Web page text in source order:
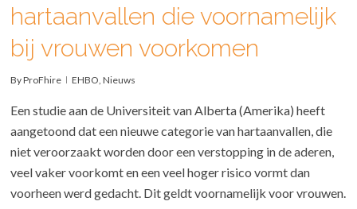
hartaanvallen die voornamelijk
bij vrouwen voorkomen
ByProFhire EHBO,Nieuws
Een studie aan de Universiteit van Alberta (Amerika) heeft
aangetoond dat een nieuwe categorie van hartaanvallen, die
niet veroorzaakt worden door een verstopping in de aderen,
veel vaker voorkomt en een veel hoger risico vormt dan
voorheen werd gedacht. Dit geldt voornamelijk voor vrouwen.